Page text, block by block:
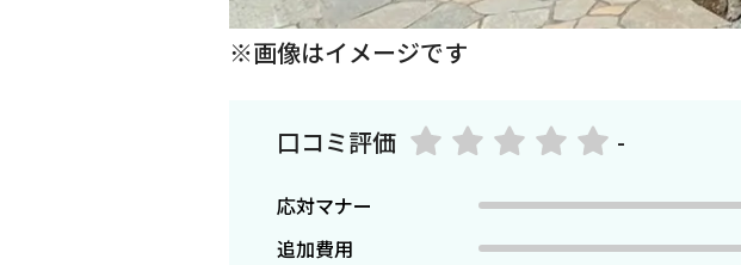
※画像はイメージです
口コミ評価 -
応対マナー
追加費用